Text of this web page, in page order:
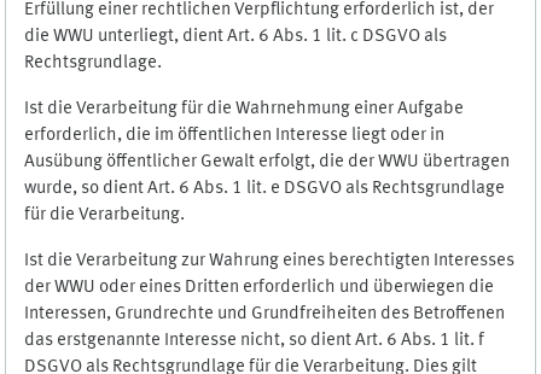
Erfüllung einer rechtlichen Verpflichtung erforderlich ist, der
die WWU unterliegt, dient Art. 6 Abs. 1 lit. c DSGVO als
Rechtsgrundlage.
Ist die Verarbeitung für die Wahrnehmung einer Aufgabe
erforderlich, die im öffentlichen Interesse liegt oder in
Ausübung öffentlicher Gewalt erfolgt, die der WWU übertragen
wurde, so dient Art. 6 Abs. 1 lit. e DSGVO als Rechtsgrundlage
für die Verarbeitung.
Ist die Verarbeitung zur Wahrung eines berechtigten Interesses
der WWU oder eines Dritten erforderlich und überwiegen die
Interessen, Grundrechte und Grundfreiheiten des Betroffenen
das erstgenannte Interesse nicht, so dient Art. 6 Abs. 1 lit. f
DSGVO als Rechtsgrundlage für die Verarbeitung. Dies gilt